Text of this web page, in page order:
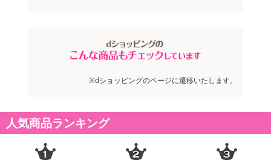
※dショッピングのページに遷移いたします。
人気商品ランキング